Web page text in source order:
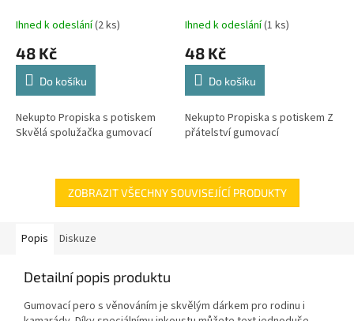
Ihned k odeslání(2 ks)
48 Kč
Do košíku
Nekupto Propiska s potiskem
Skvělá spolužačka gumovací
Ihned k odeslání(1 ks)
48 Kč
Do košíku
Nekupto Propiska s potiskem Z
přátelství gumovací
ZOBRAZIT VŠECHNY SOUVISEJÍCÍ PRODUKTY
Popis Diskuze
Detailní popis produktu
Gumovací pero s věnováním je skvělým dárkem pro rodinu i